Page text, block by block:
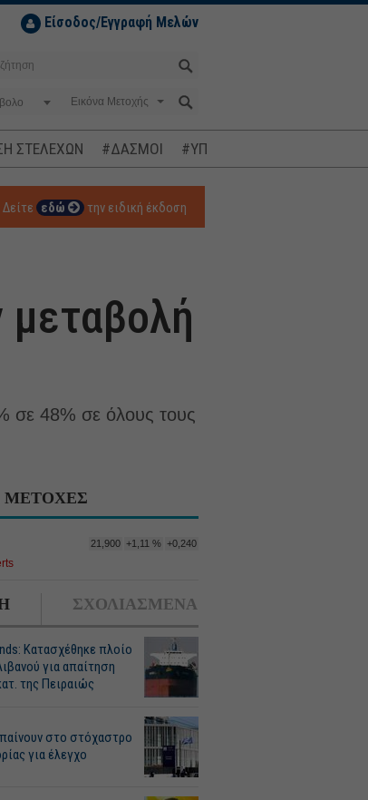
Είσοδος/Εγγραφή Μελών
ΣΤΕΛΕΧΩΝ #ΔΑΣΜΟΙ #ΥΠΟΚΛΟΠΕΣ
Δείτε εδώ την ειδική έκδοση
μεταβολή
σε 48% σε όλους τους
ΜΕΤΟΧΕΣ
21,900 +1,11 % +0,240
ΣΧΟΛΙΑΣΜΕΝΑ
Κατασχέθηκε πλοίο
για απαίτηση
της Πειραιώς
στο στόχαστρο
για έλεγχο